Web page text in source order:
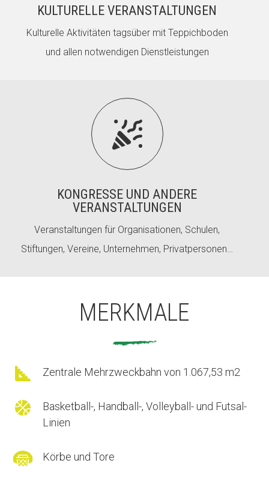
KULTURELLE VERANSTALTUNGEN
Kulturelle Aktivitäten tagsüber mit Teppichboden
und allen notwendigen Dienstleistungen

KONGRESSE UND ANDERE
VERANSTALTUNGEN
Veranstaltungen für Organisationen, Schulen,
Stiftungen, Vereine, Unternehmen, Privatpersonen…
MERKMALE
 Zentrale Mehrzweckbahn von 1.067,53 m2

Basketball-, Handball-, Volleyball- und Futsal-
Linien
 Körbe und Tore